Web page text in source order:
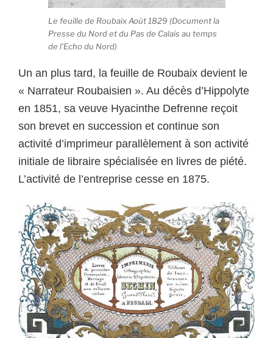
Le feuille de Roubaix Août 1829 (Document la
Presse du Nord et du Pas de Calais au temps
de l’Echo du Nord)
Un an plus tard, la feuille de Roubaix devient le
« Narrateur Roubaisien ». Au décès d’Hippolyte
en 1851, sa veuve Hyacinthe Defrenne reçoit
son brevet en succession et continue son
activité d’imprimeur parallèlement à son activité
initiale de libraire spécialisée en livres de piété.
L’activité de l’entreprise cesse en 1875.